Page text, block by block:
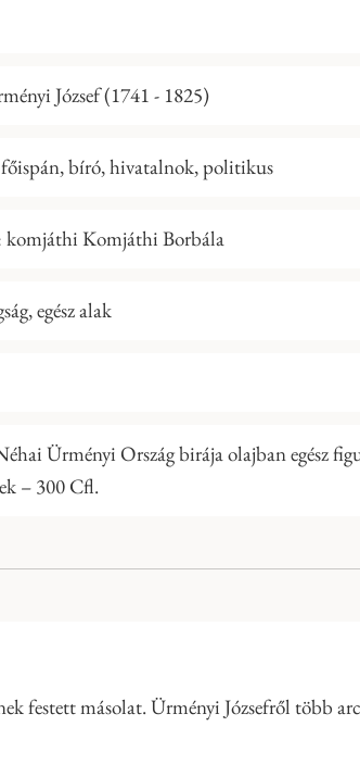
József (1741 - 1825)
főispán, bíró, hivatalnok, politikus
komjáthi Komjáthi Borbála
egész alak
Ürményi Ország birája olajban egész
– 300 Cfl.
festett másolat. Ürményi Józsefről több